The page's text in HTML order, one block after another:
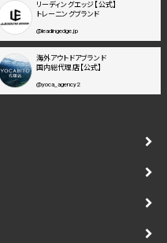
リーディングエッジ【公式】
トレーニングブランド
@leadingedge.jp
海外アウトドアブランド
国内総代理店【公式】
@yoca_agency2